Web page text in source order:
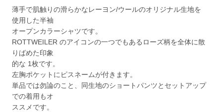
薄手で肌触りの滑らかなレーヨン/ウールのオリジナル生地を
使用した半袖
オープンカラーシャツです。
ROTTWEILER のアイコンの一つでもあるローズ柄を全体に散
りばめた印象
的な 1枚です。
左胸ポケットにピスネームが付きます。
単品では勿論のこと、同生地のショートパンツとセットアップ
での着用もオ
ススメです。